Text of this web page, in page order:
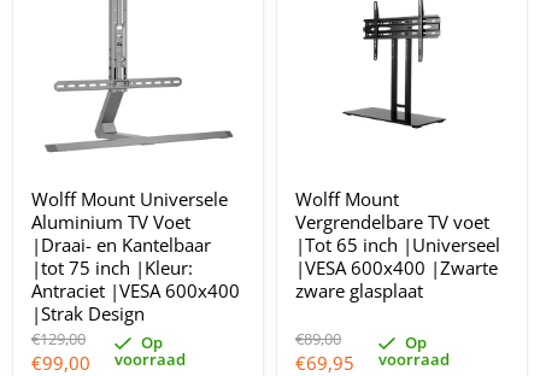
Wolff Mount Universele
Aluminium TV Voet
|Draai- en Kantelbaar
|tot 75 inch |Kleur:
Antraciet |VESA 600x400
|Strak Design
Oorspronkelijke
prijs
€129,00
Huidige
€99,00
Op
voorraad
Wolff Mount
Vergrendelbare TV voet
|Tot 65 inch |Universeel
|VESA 600x400 |Zwarte
zware glasplaat
Oorspronkelijke
prijs
€89,00
Huidige
€69,95
Op
voorraad